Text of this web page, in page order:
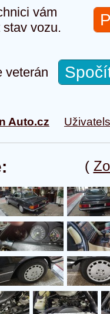
vám
vozu.
veterán
Auto.cz
(